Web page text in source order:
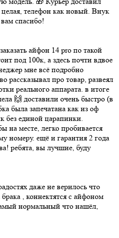
целая, телефон как новый. Внук
спасибо!
айфон 14 pro по такой
под 100к, а здесь почти вдвое
мне всё подробно
рассказывал про товар, развеял
реального аппарата. в итоге
🙌 доставили очень быстро (в
была запечатана как из оф
без единой царапинки.
на месте, легко пробивается
номеру. ещё и гарантия 2 года
ребята, вы лучшие, буду
даже не верилось что
, коннектятся с айфоном
нормальный что нашёл,